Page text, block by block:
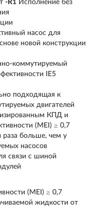
-R1 Исполнение без
насос для
новой конструкции
коммутируемый
IE5
подходящая к
двигателей
КПД и
(MEI) ≥ 0,7
раза больше, чем у
насосов
связи с шиной
(MEI) ≥ 0,7
жидкости от